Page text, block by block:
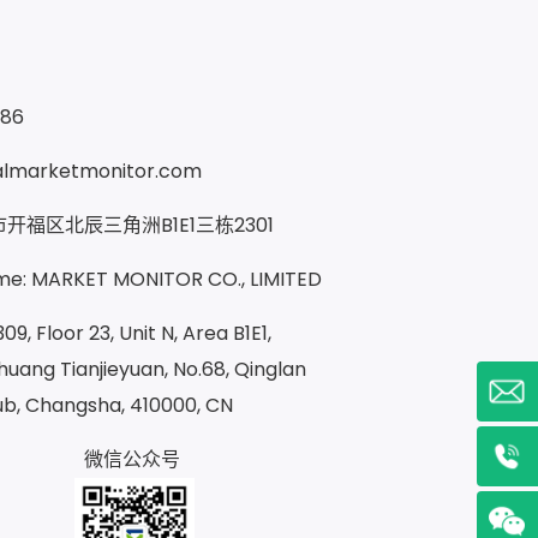
福区北辰三角洲B1E1三栋2301
MARKET MONITOR CO., LIMITED
Floor 23, Unit N, Area B1E1,
Tianjieyuan, No.68, Qinglan
Changsha, 410000, CN
微信公众号